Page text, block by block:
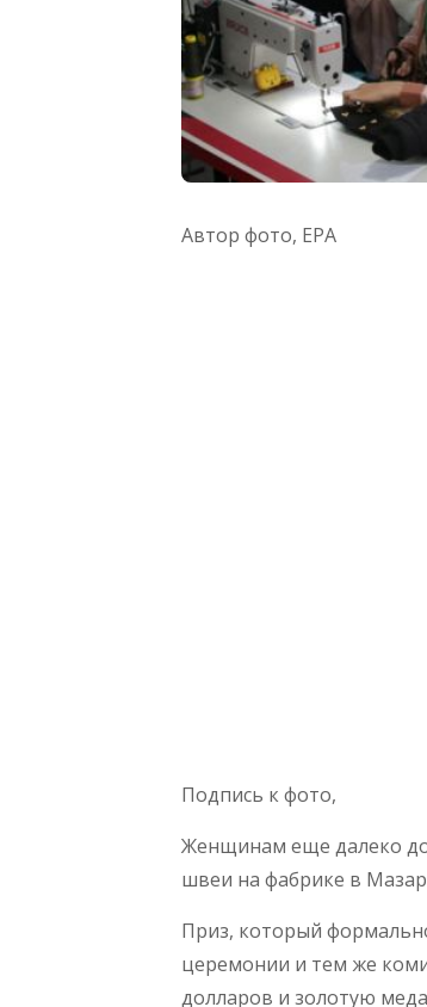
Автор фото, EPA
Подпись к фото,
Женщинам еще далеко до
швеи на фабрике в
Приз, который
церемонии и тем же
долларов и золотую